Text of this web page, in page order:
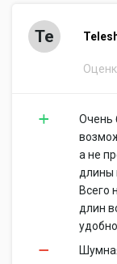
Te
Очень
а не
длины
Всего
длин